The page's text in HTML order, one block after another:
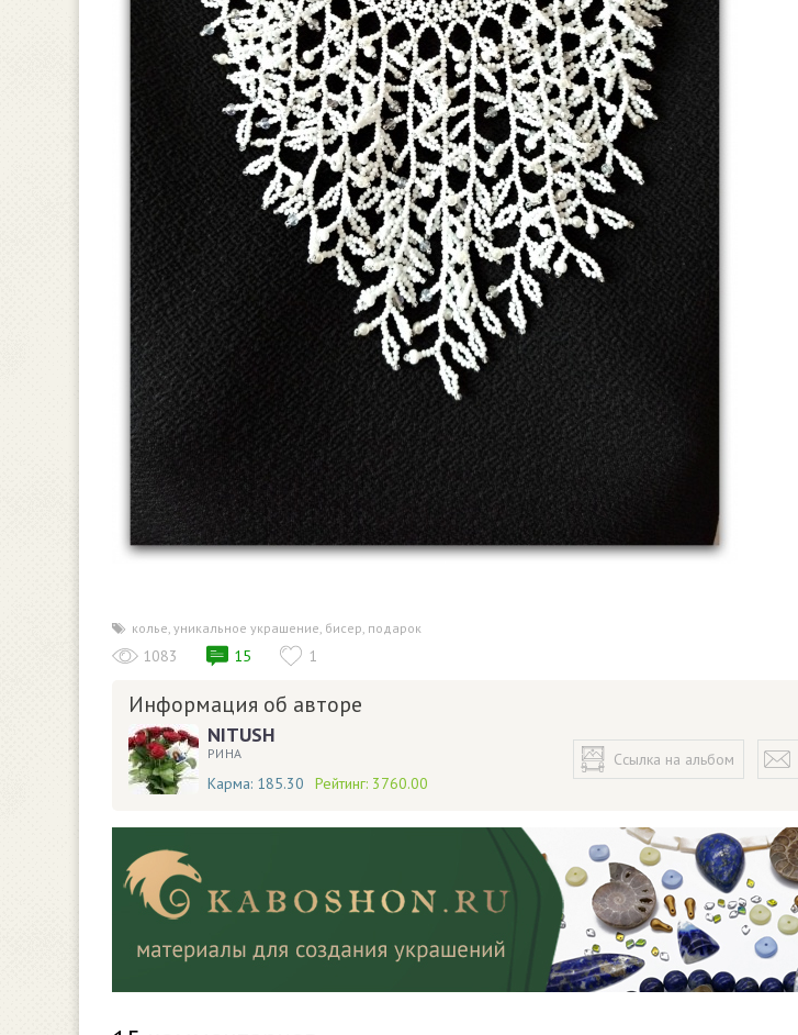
колье, уникальное украшение, бисер, подарок
1083 15 1
Информация об авторе
NITUSH
РИНА
Карма: 185.30 Рейтинг: 3760.00
Ссылка на альбом